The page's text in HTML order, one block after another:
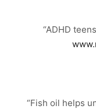
“ADHD
“Fish oil helps